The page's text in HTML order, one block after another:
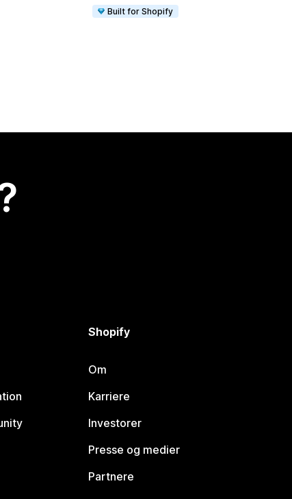
Built for Shopify
Shopify
Om
Karriere
Investorer
Presse og medier
Partnere